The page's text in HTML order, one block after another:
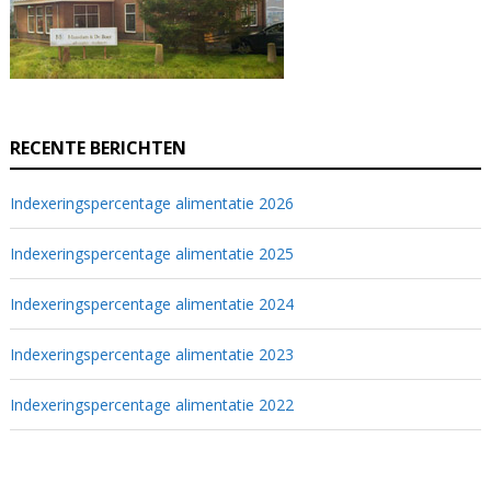
RECENTE BERICHTEN
Indexeringspercentage alimentatie 2026
Indexeringspercentage alimentatie 2025
Indexeringspercentage alimentatie 2024
Indexeringspercentage alimentatie 2023
Indexeringspercentage alimentatie 2022